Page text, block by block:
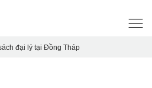
đại lý tại Đồng Tháp